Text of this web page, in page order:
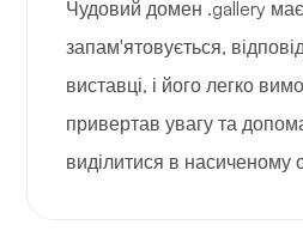
Чудовий домен .gallery
запам'ятовується,
виставці, і його легко
привертав увагу та
виділитися в насиченому